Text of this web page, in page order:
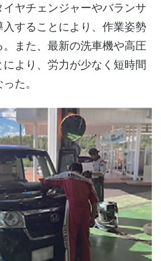
ヤチェンジャーやバランサ
することにより、作業姿勢
また、最新の洗車機や高圧
より、労力が少なく短時間
た。